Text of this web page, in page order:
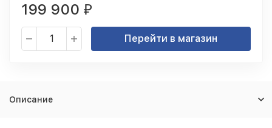
199 900 ₽
Перейти в магазин
Описание